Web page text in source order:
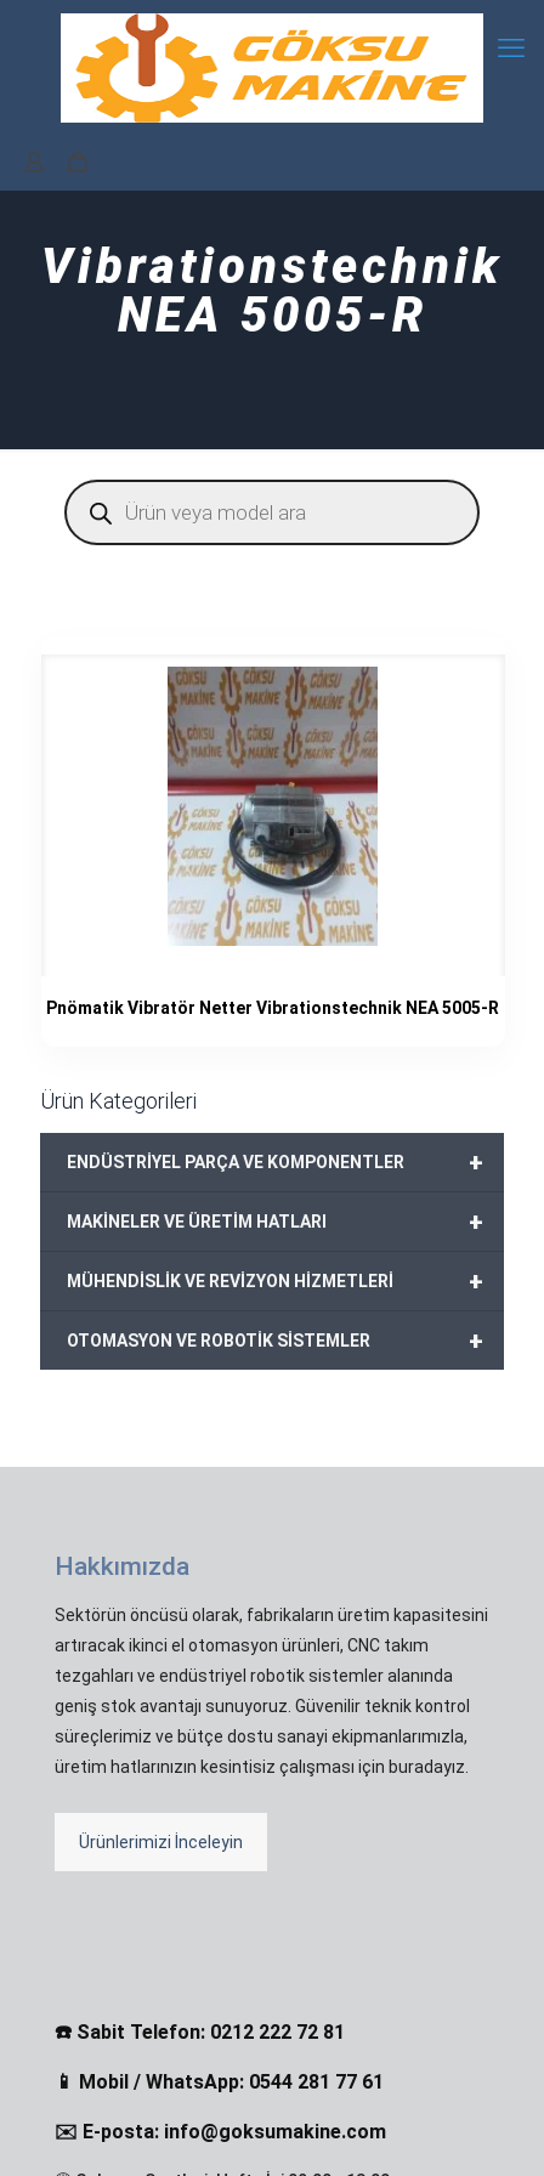
Vibrationstechnik
NEA 5005-R
Products
search
Pnömatik Vibratör Netter Vibrationstechnik NEA 5005-R
Ürün Kategorileri
+
ENDÜSTRİYEL PARÇA VE KOMPONENTLER
+
MAKİNELER VE ÜRETİM HATLARI
+
MÜHENDİSLİK VE REVİZYON HİZMETLERİ
+
OTOMASYON VE ROBOTİK SİSTEMLER
Hakkımızda
Sektörün öncüsü olarak, fabrikaların üretim kapasitesini
artıracak ikinci el otomasyon ürünleri, CNC takım
tezgahları ve endüstriyel robotik sistemler alanında
geniş stok avantajı sunuyoruz. Güvenilir teknik kontrol
süreçlerimiz ve bütçe dostu sanayi ekipmanlarımızla,
üretim hatlarınızın kesintisiz çalışması için buradayız.
Ürünlerimizi İnceleyin
☎️ Sabit Telefon: 0212 222 72 81
📱 Mobil / WhatsApp: 0544 281 77 61
✉️ E-posta: info@goksumakine.com